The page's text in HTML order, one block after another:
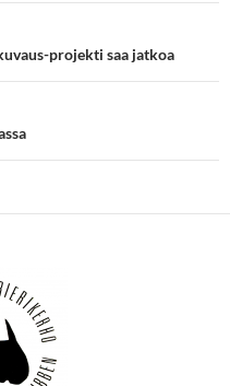
projekti saa jatkoa